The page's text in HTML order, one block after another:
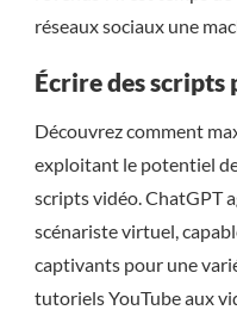
réseaux sociaux une
Écrire des scripts
Découvrez comment
exploitant le potentiel
scripts vidéo. ChatGPT
scénariste virtuel,
captivants pour une
tutoriels YouTube aux